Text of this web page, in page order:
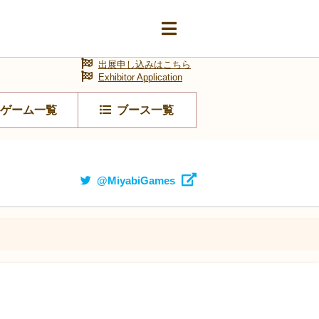
ゲーム一覧 ブース一覧
出展申し込みはこちら
Exhibitor Application
@MiyabiGames